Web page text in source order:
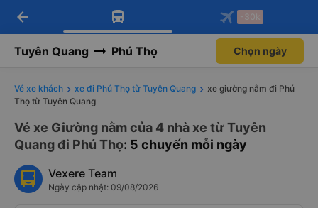
Tải app Vexere ngay!
Nhận ưu đãi thành viên độc
Mở app
Tải app Vexere
-30k/ghế khi đặt vé máy bay qua
Mở app
arrow_back -30k
Tuyên Quang Phú Thọ Chọn ngày
Vé xe khách xe đi Phú Thọ từ Tuyên Quang
xe giường nằm đi Phú
Thọ từ Tuyên Quang
Vé xe Giường nằm của 4 nhà xe từ Tuyên
Quang đi Phú Thọ: 5 chuyến mỗi ngày
Vexere Team
Ngày cập nhật: 09/08/2026